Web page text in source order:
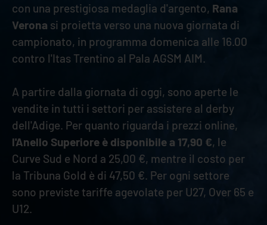
con una prestigiosa medaglia d'argento, Rana
Verona si proietta verso una nuova giornata di
campionato, in programma domenica alle 16.00
contro l'Itas Trentino al Pala AGSM AIM.
A partire dalla giornata di oggi, sono aperte le
vendite in tutti i settori per assistere al derby
dell'Adige. Per quanto riguarda i prezzi online,
l'Anello Superiore è disponibile a 17,90 €, le
Curve Sud e Nord a 25,00 €, mentre il costo per
la Tribuna Gold è di 47,50 €. Per ogni settore
sono previste tariffe agevolate per U27, Over 65 e
U12.